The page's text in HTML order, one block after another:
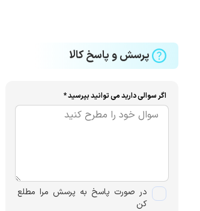
پرسش و پاسخ کالا
اگر سوالی دارید می توانید بپرسید *
در صورت پاسخ به پرسش مرا مطلع
کن